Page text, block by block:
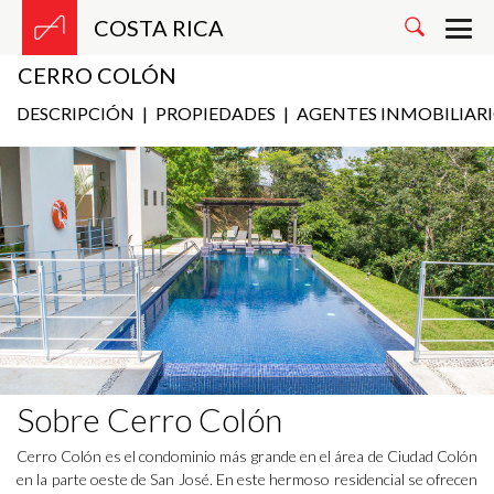
COSTA RICA
CERRO COLÓN
DESCRIPCIÓN | PROPIEDADES | AGENTES
Sobre Cerro Colón
Cerro Colón es el condominio más grande en el área de Ciudad Colón
en la parte oeste de San José. En este hermoso residencial se ofrecen